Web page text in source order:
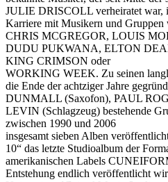
JULIE DRISCOLL verheiratet war,
Karriere mit Musikern und
CHRIS MCGREGOR, LOUIS
DUDU PUKWANA, ELTON
KING CRIMSON oder
WORKING WEEK. Zu seinen
die Ende der achtziger Jahre
DUNMALL (Saxofon), PAUL
LEVIN (Schlagzeug) bestehende
zwischen 1990 und 2006
insgesamt sieben Alben
10“ das letzte Studioalbum der
amerikanischen Labels
Entstehung endlich veröffentlicht